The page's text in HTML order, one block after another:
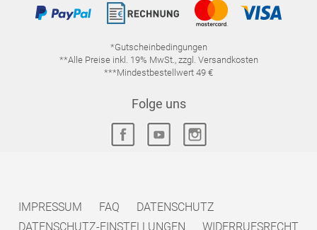
*Gutscheinbedingungen
**Alle Preise inkl. 19% MwSt., zzgl. Versandkosten
***Mindestbestellwert 49 €
Folge uns
IMPRESSUM FAQ
DATENSCHUTZ
DATENSCHUTZ-EINSTELLUNGEN
WIDERRUFSRECHT